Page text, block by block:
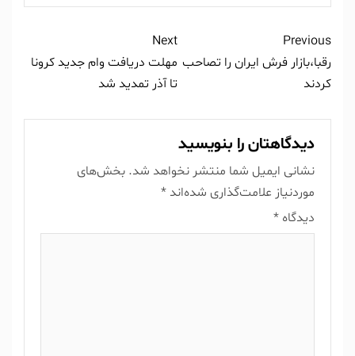
Previous
رقبا،بازار فرش ایران را تصاحب
کردند
Next
مهلت دریافت وام جدید کرونا
تا آذر تمدید شد
دیدگاهتان را بنویسید
نشانی ایمیل شما منتشر نخواهد شد. بخش‌های
موردنیاز علامت‌گذاری شده‌اند *
دیدگاه *